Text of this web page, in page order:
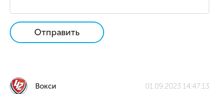
Отправить
Вокси
01.09.2023 14:47:13